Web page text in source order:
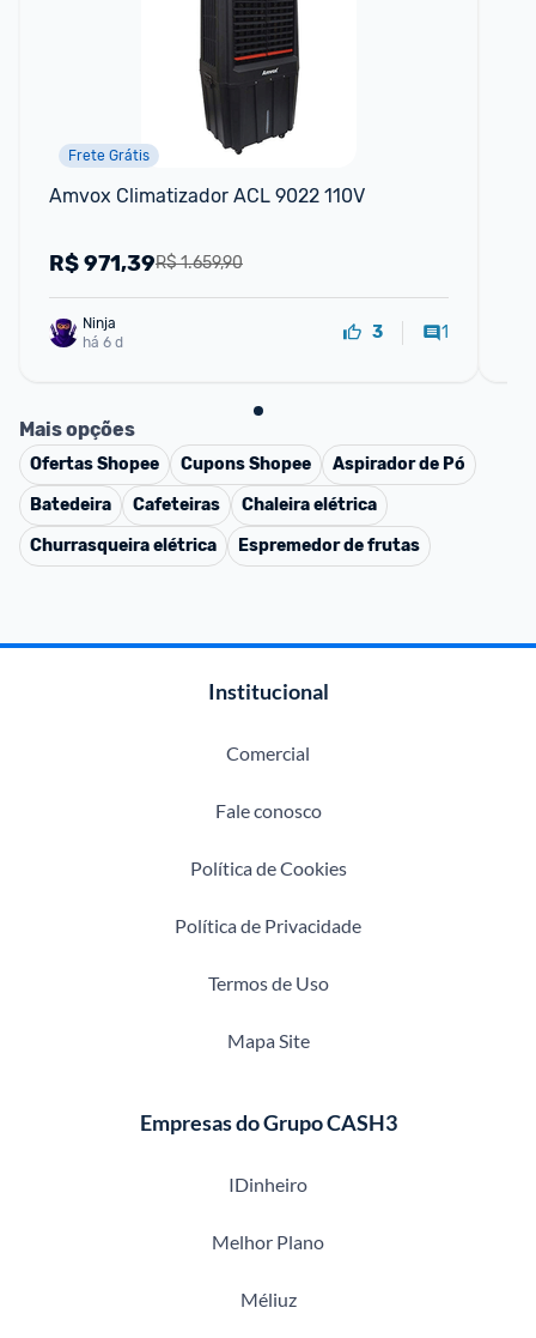
Frete Grátis
Amvox Climatizador ACL 9022 110V
R$ 1.659,90
R$971,39
há 6 d
3 1
Mais opções
OfertasShopee CuponsShopee
Aspirador de Pó
Batedeira
Cafeteiras
Chaleira elétrica
Churrasqueira elétrica
Espremedor de frutas
Institucional
Comercial
Fale conosco
Política de Cookies
Política de Privacidade
Termos de Uso
Mapa Site
Empresas do Grupo CASH3
IDinheiro
Melhor Plano
Méliuz